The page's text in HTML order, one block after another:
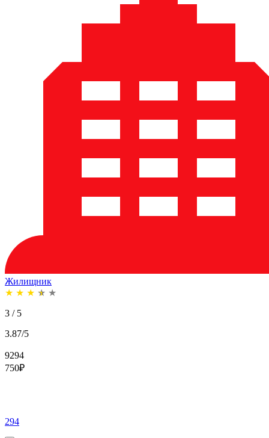
Жилищник
★ ★ ★ ★ ★
3 / 5
3.87/5
9294
750₽
294